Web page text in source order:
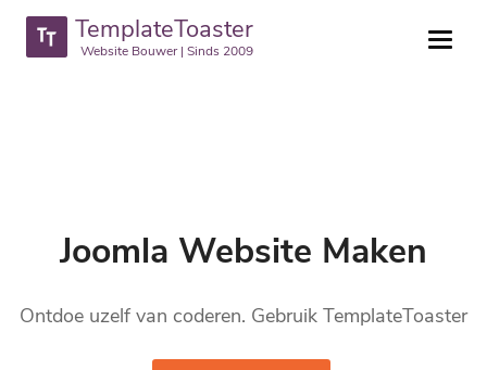
TemplateToaster
Website Bouwer | Sinds 2009
Joomla Website Maken
Ontdoe uzelf van coderen. Gebruik TemplateToaster